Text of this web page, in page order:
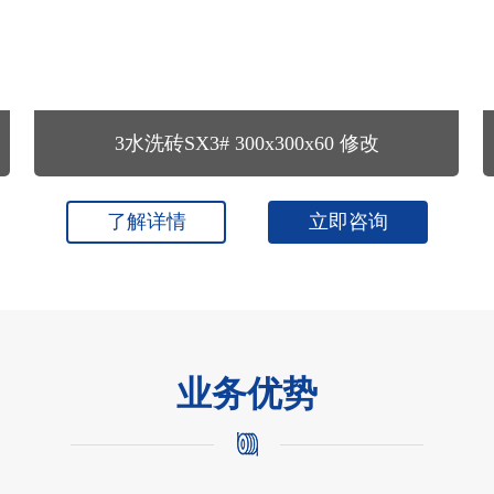
3水洗砖SX3# 300x300x60 修改
了解详情 立即咨询
业务优势